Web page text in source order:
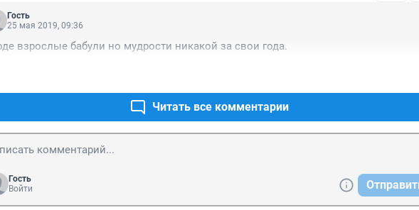
Гость
25 мая 2019, 09:36
взрослые бабули но мудрости никакой за свои года.
Читать все комментарии
Гость
Войти